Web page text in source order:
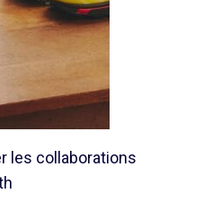
les collaborations